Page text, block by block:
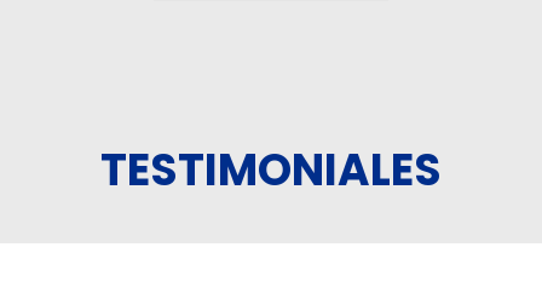
TESTIMONIALES